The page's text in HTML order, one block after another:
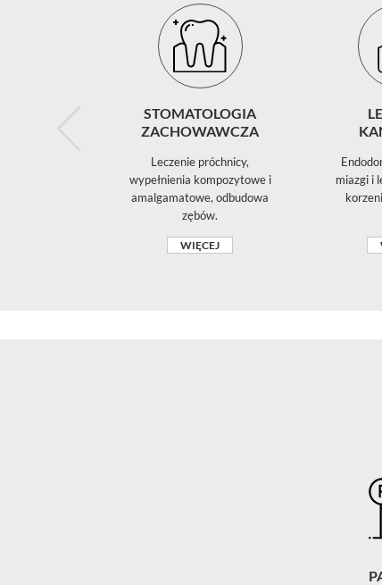
STOMATOLOGIA
ZACHOWAWCZA
Leczenie próchnicy,
wypełnienia kompozytowe i
amalgamatowe, odbudowa
zębów.
WIĘCEJ
miazgi i